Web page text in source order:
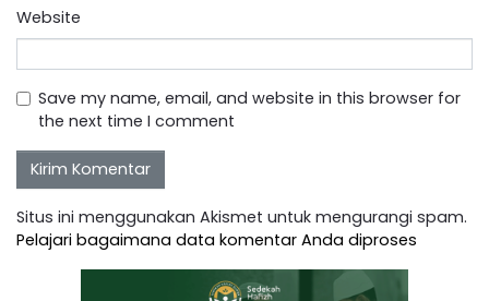
Website
Save my name, email, and website in this browser for
the next time I comment
Situs ini menggunakan Akismet untuk mengurangi spam.
Pelajari bagaimana data komentar Anda diproses